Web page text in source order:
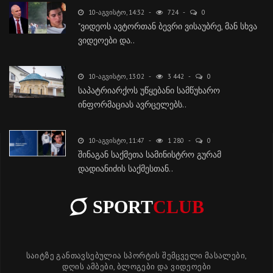
10-ᲐᲒᲕᲘᲡᲢᲝ, 14:32 724 0
"ვიდეოს ავტორთან ბევრი ვისაუბრე, მან სხვა
ვიდეოები და..
10-ᲐᲒᲕᲘᲡᲢᲝ, 13:02 3 442 0
საპატრიარქოს უწყებანი სამწუხარო
ინფორმაციას ავრცელებს..
10-ᲐᲒᲕᲘᲡᲢᲝ, 11:47 1 280 0
შინაგან საქმეთა სამინისტრო გურამ
დადიანიძის საქმესთან..
SPORTCLUB
საიტზე განთავსებულია სპორტის შემცველი მასალები,
დღის ამბები, ბლოგები და ვიდეოები